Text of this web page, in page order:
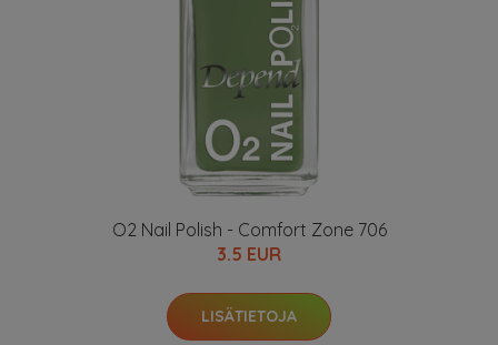
O2 Nail Polish - Comfort Zone 706
3.5 EUR
LISÄTIETOJA